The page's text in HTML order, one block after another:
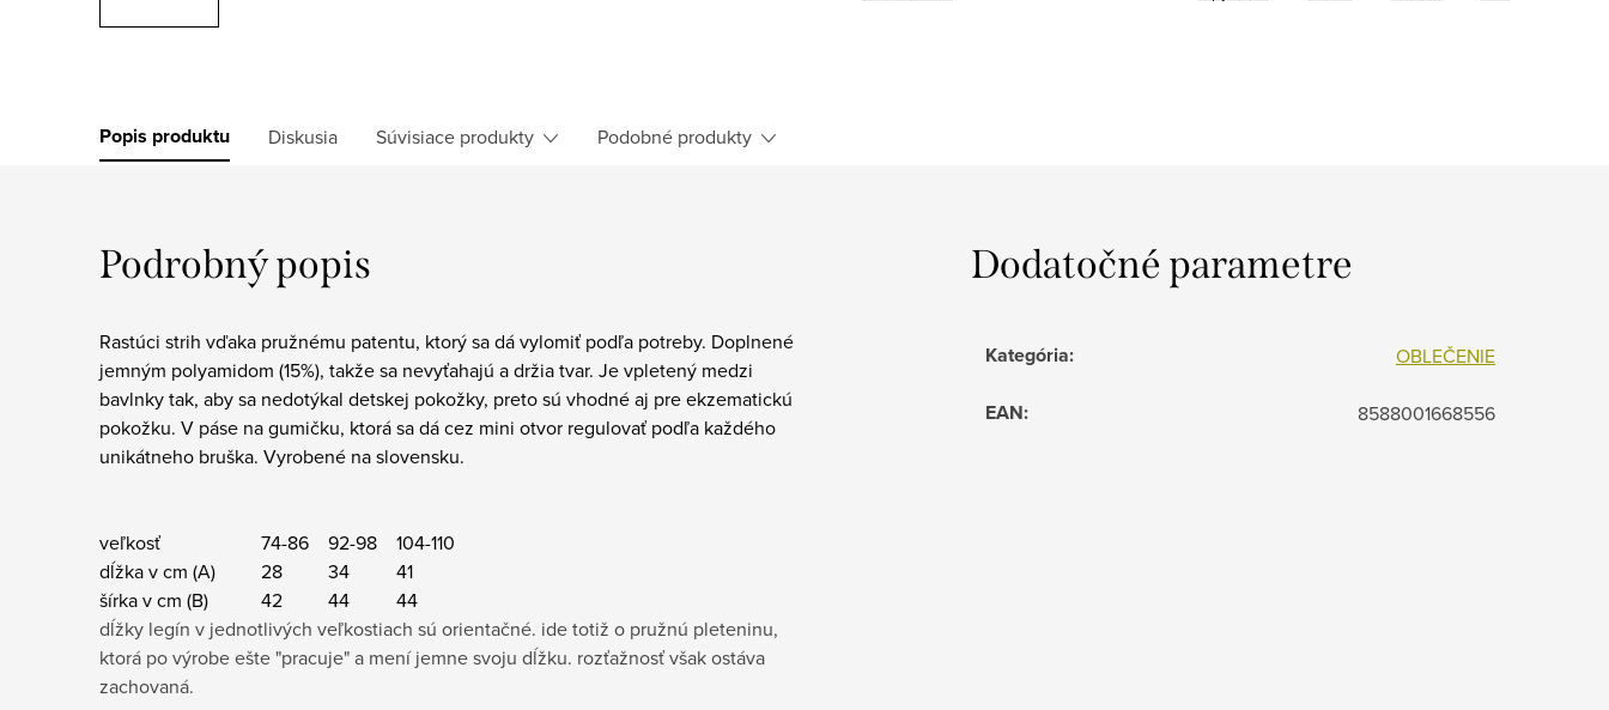
Popis produktu Diskusia Súvisiace produkty Podobné produkty
Podrobný popis
Rastúci strih vďaka pružnému patentu, ktorý sa dá vylomiť podľa potreby. Doplnené
jemným polyamidom (15%), takže sa nevyťahajú a držia tvar. Je vpletený medzi
bavlnky tak, aby sa nedotýkal detskej pokožky, preto sú vhodné aj pre ekzematickú
pokožku. V páse na gumičku, ktorá sa dá cez mini otvor regulovať podľa každého
unikátneho bruška. Vyrobené na slovensku.
veľkosť 74-86 92-98
104-110
dĺžka v cm (A)
28 34
41
šírka v cm (B)
42 44
44
dĺžky legín v jednotlivých veľkostiach sú orientačné. ide totiž o pružnú pleteninu,
ktorá po výrobe ešte "pracuje" a mení jemne svoju dĺžku. rozťažnosť však ostáva
zachovaná.
Dodatočné parametre
Kategória: OBLEČENIE
EAN: 8588001668556